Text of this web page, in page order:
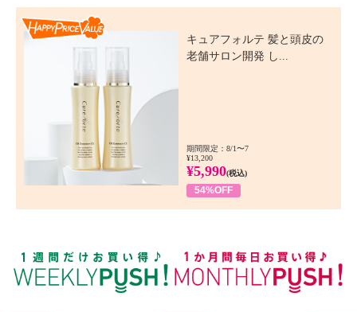
キュアフォルテ 髪と頭皮の
老舗サロン開発 し...
期間限定：8/1〜7
¥13,200
¥5,990(税込)
54%OFF